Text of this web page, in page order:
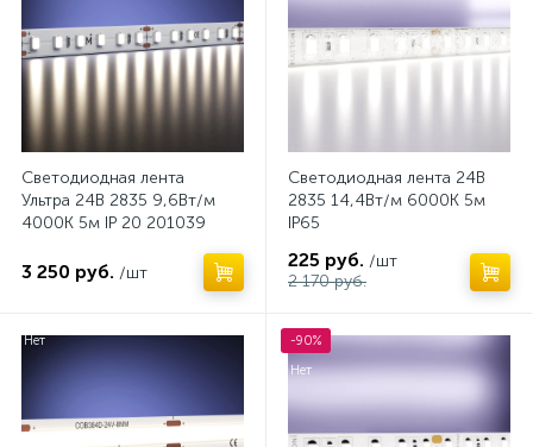
Светодиодная лента
Ультра 24В 2835 9,6Вт/м
4000К 5м IP 20 201039
3 250 руб. /шт
Светодиодная лента 24В
2835 14,4Вт/м 6000K 5м
IP65
225 руб. /шт
2 170 руб.
Нет
-90%
Нет